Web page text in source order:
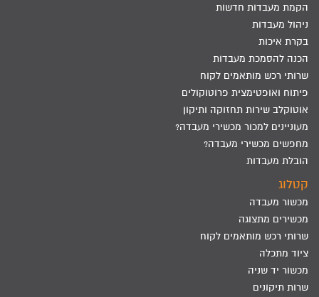
הקמת מעבדות חדשות
ניהול מעבדות
בקרת איכות
הכנה להסמכת מעבדות
שרותי רכש מותאמים לקוח
פיתוח ואופטימצית פרוטוקולים
אוטוקלב שירות תחזוקה ותיקון
מעוניינים למכור מכשירי מעבדה?
מחפשים מכשירי מעבדה?
הובלת מעבדות
קטלוג
מכשור מעבדה
מכשירים מתצוגה
שרותי רכש מותאמים לקוח
ציוד מתכלה
מכשור יד שניה
שרות תיקונים